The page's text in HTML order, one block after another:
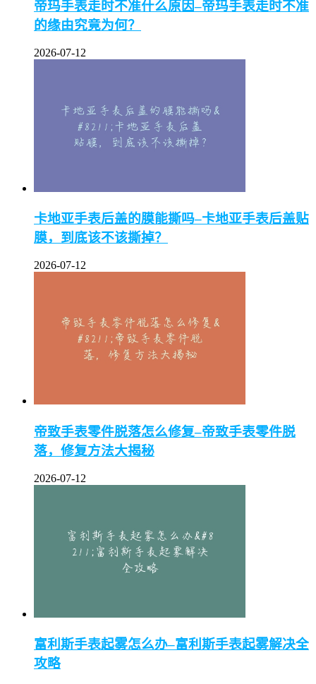
帝玛手表走时不准什么原因–帝玛手表走时不准
的缘由究竟为何？
2026-07-12
卡地亚手表后盖的膜能撕吗–卡地亚手表后盖贴
膜，到底该不该撕掉？
2026-07-12
帝致手表零件脱落怎么修复–帝致手表零件脱
落，修复方法大揭秘
2026-07-12
富利斯手表起雾怎么办–富利斯手表起雾解决全
攻略